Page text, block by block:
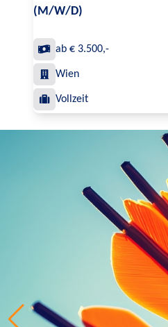
(M/W/D)
ab € 3.500,-
Wien
Vollzeit